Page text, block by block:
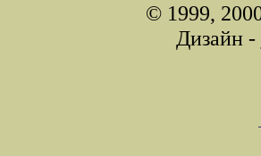
© 1999,
Дизайн -